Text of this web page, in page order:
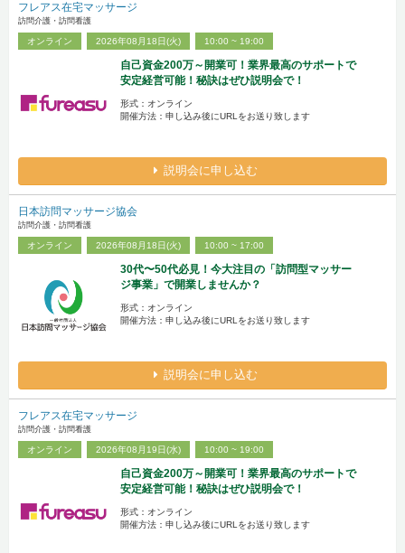
フレアス在宅マッサージ
訪問介護・訪問看護
オンライン 2026年08月18日(火) 10:00 ~ 19:00
自己資金200万～開業可！業界最高のサポートで
安定経営可能！秘訣はぜひ説明会で！
形式：オンライン
開催方法：申し込み後にURLをお送り致します
説明会に申し込む
日本訪問マッサージ協会
訪問介護・訪問看護
オンライン 2026年08月18日(火) 10:00 ~ 17:00
30代〜50代必見！今大注目の「訪問型マッサー
ジ事業」で開業しませんか？
形式：オンライン
開催方法：申し込み後にURLをお送り致します
説明会に申し込む
フレアス在宅マッサージ
訪問介護・訪問看護
オンライン 2026年08月19日(水) 10:00 ~ 19:00
自己資金200万～開業可！業界最高のサポートで
安定経営可能！秘訣はぜひ説明会で！
形式：オンライン
開催方法：申し込み後にURLをお送り致します